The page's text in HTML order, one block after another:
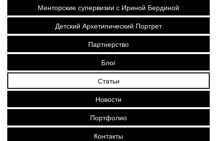
Менторские супервизии с Ириной Бердиной
Детский Архетипический Портрет
Партнерство
Блог
Статьи
Новости
Портфолио
Контакты